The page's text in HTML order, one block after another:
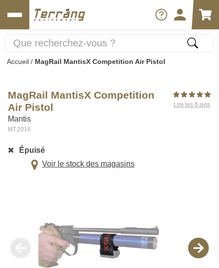
Accueil / MagRail MantisX Competition Air Pistol
MagRail MantisX Competition
Air Pistol
Mantis
MT.2016
Lire les 6 avis
Épuisé
Voir le stock des magasins